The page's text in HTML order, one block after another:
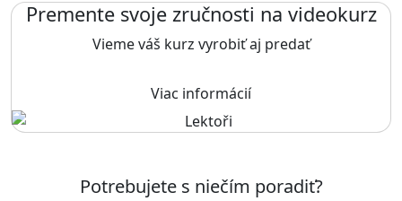
Premente svoje zručnosti na videokurz
Vieme váš kurz vyrobiť aj predať
Viac informácií
Potrebujete s niečím poradiť?